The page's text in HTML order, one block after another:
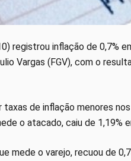
registrou inflação de 0,7%
Vargas (FGV), com o
de inflação menores
o atacado, caiu de 1,19%
mede o varejo, recuou de